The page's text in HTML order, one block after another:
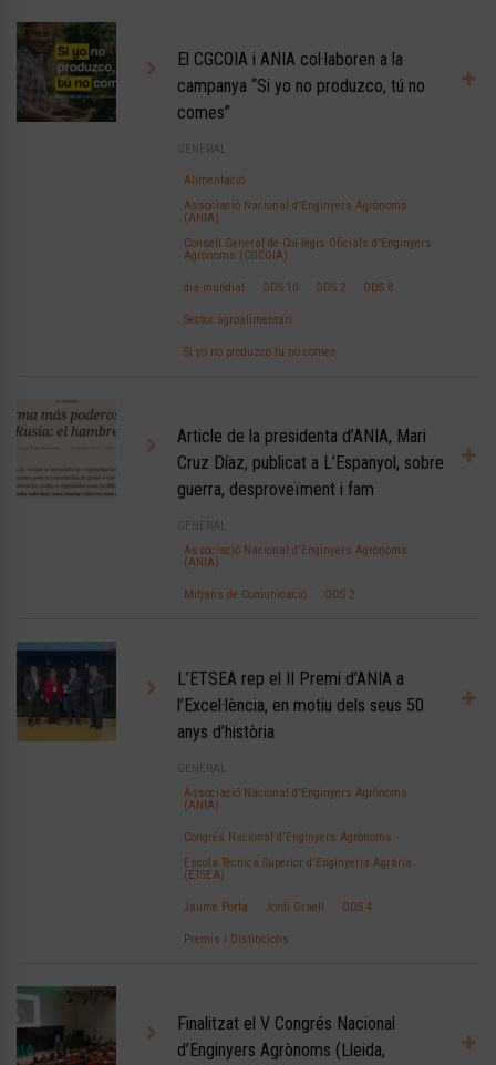
El CGCOIA i ANIA col·laboren a la
campanya “Si yo no produzco, tú no
comes”
GENERAL
Alimentació
Associació Nacional d'Enginyers Agrònoms
(ANIA)
Consell General de Col·legis Oficials d'Enginyers
Agrònoms (CGCOIA)
dia mundial ODS 10 ODS 2 ODS 8
Sector agroalimentari
Si yo no produzco tu no comes
Article de la presidenta d’ANIA, Mari
Cruz Díaz, publicat a L’Espanyol, sobre
guerra, desproveïment i fam
GENERAL
Associació Nacional d'Enginyers Agrònoms
(ANIA)
Mitjans de Comunicació ODS 2
L’ETSEA rep el II Premi d’ANIA a
l’Excel·lència, en motiu dels seus 50
anys d’història
GENERAL
Associació Nacional d'Enginyers Agrònoms
(ANIA)
Congrés Nacional d'Enginyers Agrònoms
Escola Tècnica Superior d'Enginyeria Agrària
(ETSEA)
Jaume Porta Jordi Graell ODS 4
Premis i Distincions
Finalitzat el V Congrés Nacional
d’Enginyers Agrònoms (Lleida,